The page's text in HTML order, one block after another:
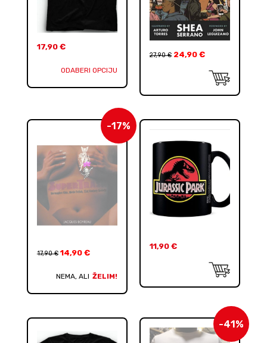
17,90 €
ODABERI OPCIJU
27,90€ 24,90 €
-17%
17,90€ 14,90 €
NEMA, ALI ŽELIM!
11,90 €
-41%